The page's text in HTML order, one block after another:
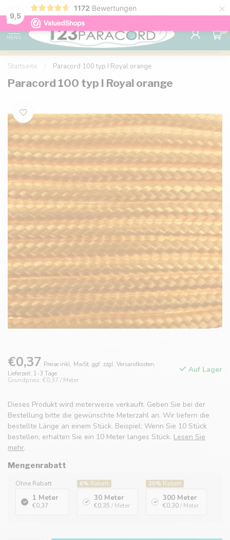
9,5
1172 Bewertungen ×
Kostenlose Lieferung nach Hause ab 150 €
MENU
0
Startseite Paracord 100 typ I Royal orange
Paracord 100 typ I Royal orange
€0,37 Preise inkl. MwSt. ggf. zzgl. Versandkosten.
Lieferzeit: 1-3 Tage
Grundpreis: €0,37 / Meter
Auf Lager
Dieses Produkt wird meterweise verkauft. Geben Sie bei der
Bestellung bitte die gewünschte Meterzahl an. Wir liefern die
bestellte Länge an einem Stück. Beispiel: Wenn Sie 10 Stück
bestellen, erhalten Sie ein 10 Meter langes Stück. Lesen Sie
mehr.
Mengenrabatt
Ohne Rabatt
1 Meter
€0,37
6% Rabatt
30 Meter
€0,35 / Meter
20% Rabatt
300 Meter
€0,30/ Meter